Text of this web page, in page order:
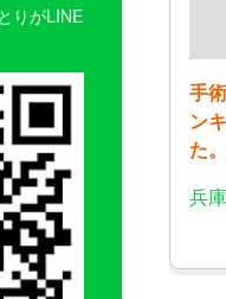
りがLINE
手
ン
た。
兵